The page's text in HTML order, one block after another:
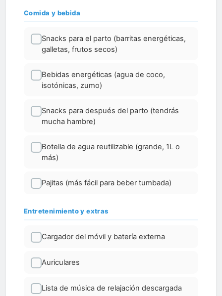
Comida y bebida
Snacks para el parto (barritas energéticas,
galletas, frutos secos)
Bebidas energéticas (agua de coco,
isotónicas, zumo)
Snacks para después del parto (tendrás
mucha hambre)
Botella de agua reutilizable (grande, 1L o
más)
Pajitas (más fácil para beber tumbada)
Entretenimiento y extras
Cargador del móvil y batería externa
Auriculares
Lista de música de relajación descargada